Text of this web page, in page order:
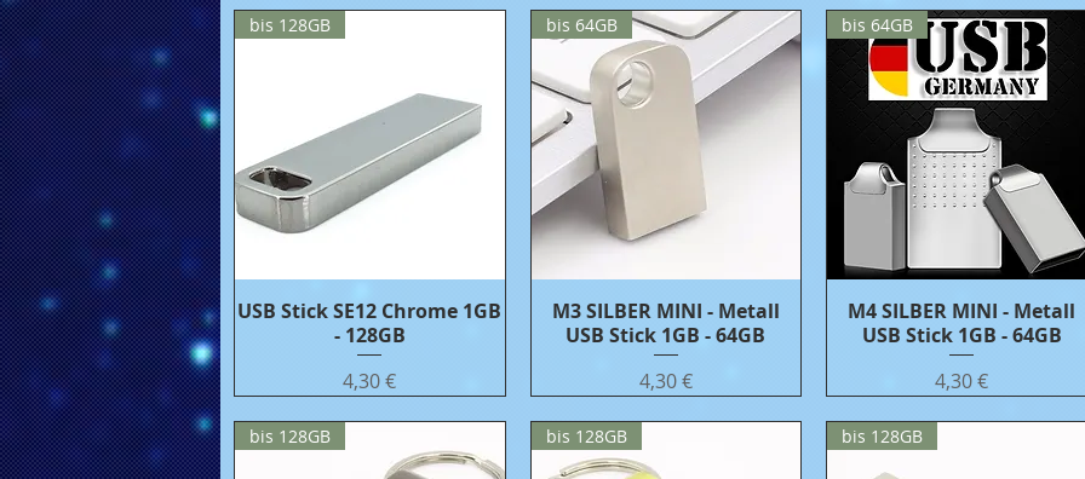
Бърз преглед
bis 128GB
USB Stick SE12 Chrome 1GB
- 128GB
Цена
4,30 €
Бърз преглед
bis 64GB
M3 SILBER MINI - Metall
USB Stick 1GB - 64GB
Цена
4,30 €
Бърз преглед
bis 64GB
M4 SILBER MINI - Metall
USB Stick 1GB - 64GB
Цена
4,30 €
bis 128GB bis 128GB bis 128GB